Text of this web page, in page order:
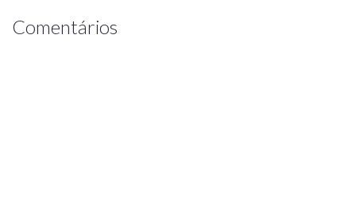
Comentários